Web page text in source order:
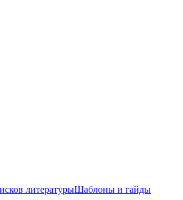
литературыШаблоны и гайды